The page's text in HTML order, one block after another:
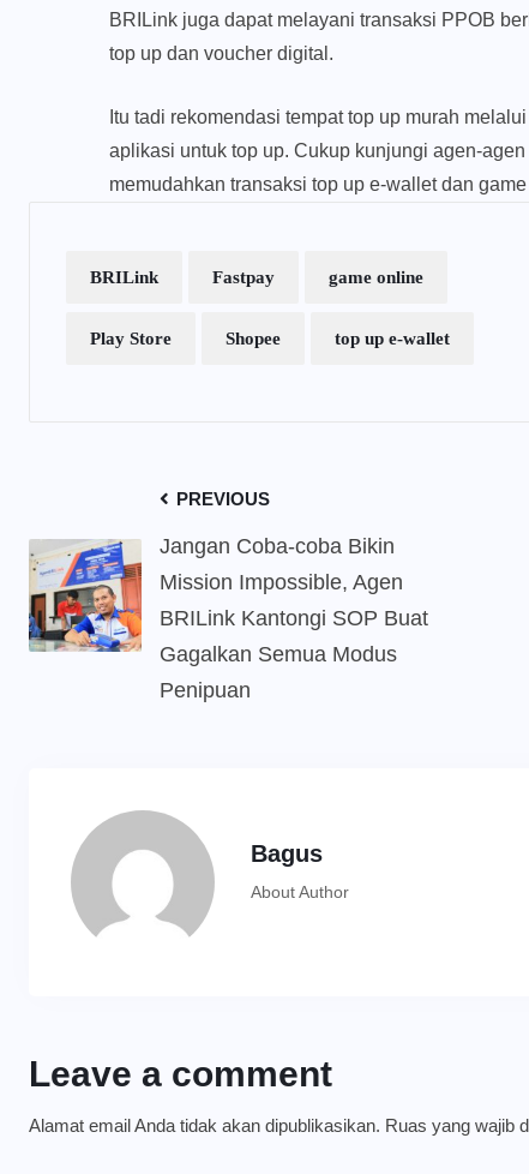
BRILink juga dapat melayani transaksi PPOB
top up dan voucher digital.
Itu tadi rekomendasi tempat top up murah
aplikasi untuk top up. Cukup kunjungi agen-
memudahkan transaksi top up e-wallet dan
BRILink Fastpay game online
Play Store Shopee top up e-wallet
PREVIOUS
Jangan Coba-coba Bikin
Mission Impossible, Agen
BRILink Kantongi SOP Buat
Gagalkan Semua Modus
Penipuan
Bagus
About Author
Leave a comment
Alamat email Anda tidak akan dipublikasikan. Ruas yang wajib